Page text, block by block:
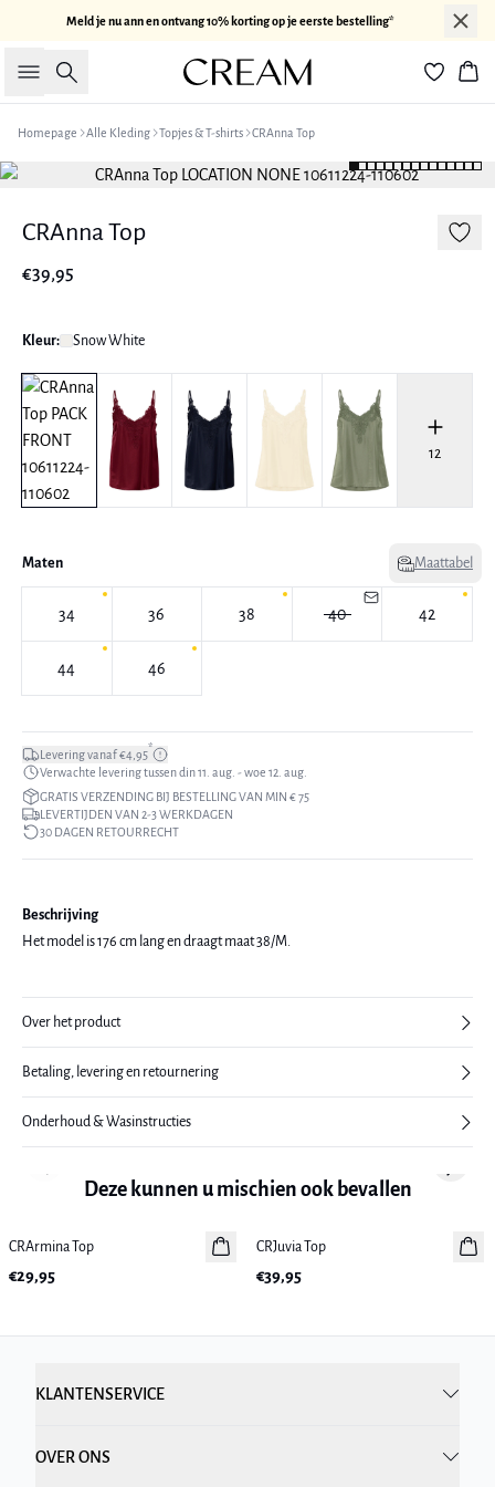
Meld je nu ann en ontvang 10% korting op je eerste bestelling*
Zoeken
Homepage Alle Kleding Topjes & T-shirts CRAnna Top
CRAnna Top
€39,95
Kleur: Snow White
12
Maten Maattabel
34 36 38 40 42
44 46
Levering vanaf €4,95*
Verwachte levering tussen din 11. aug. - woe 12. aug.
GRATIS VERZENDING BIJ BESTELLING VAN MIN € 75
LEVERTIJDEN VAN 2-3 WERKDAGEN
30 DAGEN RETOURRECHT
Beschrijving
Het model is 176 cm lang en draagt maat 38/M.
Over het product
Betaling, levering en retournering
Onderhoud & Wasinstructies
Deze kunnen u mischien ook bevallen
Nieuws
CRArmina Top
€29,95
Nieuws
CRJuvia Top
€39,95
Previous slide Next
KLANTENSERVICE
OVER ONS